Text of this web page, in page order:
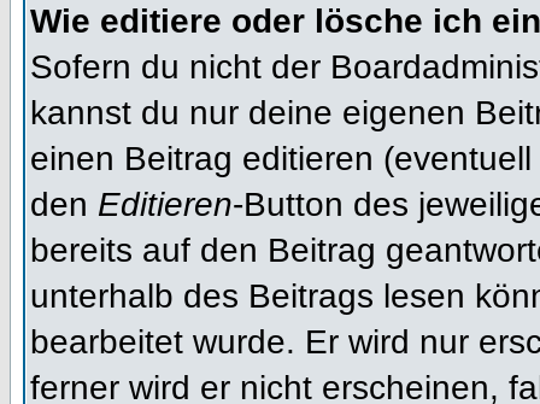
Wie editiere oder lösche ich
Sofern du nicht der
kannst du nur deine eigenen
einen Beitrag editieren
den Editieren-Button des
bereits auf den Beitrag
unterhalb des Beitrags lesen
bearbeitet wurde. Er wird nur
ferner wird er nicht erscheinen,